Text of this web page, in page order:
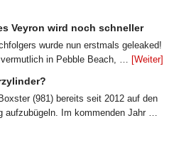
Veyron wird noch schneller
wurde nun erstmals geleaked!
in Pebble Beach, … [Weiter]
(981) bereits seit 2012 auf den
aufzubügeln. Im kommenden Jahr …